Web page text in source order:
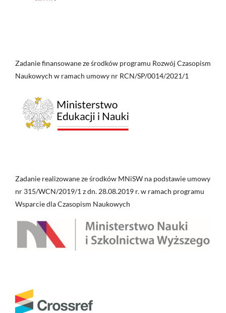
Zadanie finansowane ze środków programu Rozwój Czasopism
Naukowych w ramach umowy nr RCN/SP/0014/2021/1
Zadanie realizowane ze środków MNiSW na podstawie umowy
nr 315/WCN/2019/1 z dn. 28.08.2019 r. w ramach programu
Wsparcie dla Czasopism Naukowych